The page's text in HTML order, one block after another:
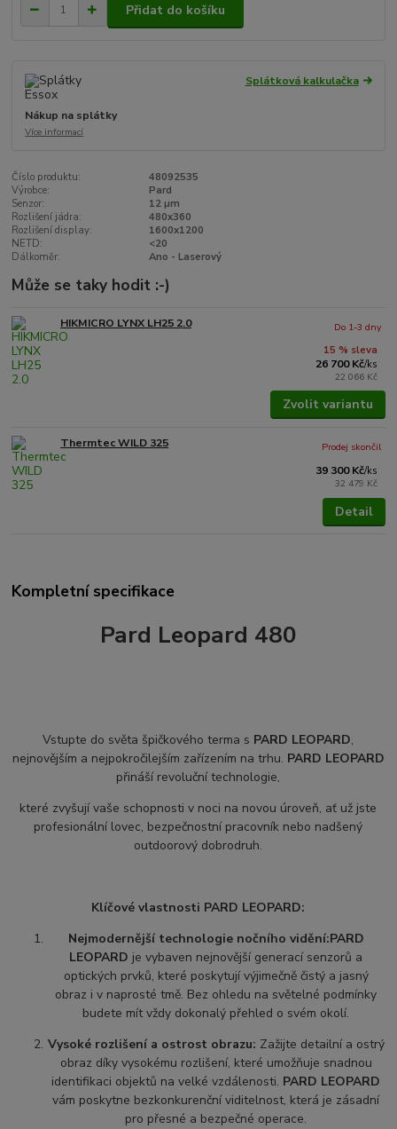
Přidat do košíku
Splátková kalkulačka
Nákup na splátky
Více informací
Číslo produktu:
48092535
Výrobce:
Pard
Senzor:
12 µm
Rozlišení jádra:
480x360
Rozlišení display:
1600x1200
NETD:
<20
Dálkoměr:
Ano - Laserový
Může se taky hodit :-)
HIKMICRO LYNX LH25 2.0
15 % sleva
26 700 Kč/ks
22 066 Kč
Do 1-3 dny
Zvolit variantu
Thermtec WILD 325
39 300 Kč/ks
32 479 Kč
Prodej skončil
Detail
Kompletní specifikace
Pard Leopard 480
Vstupte do světa špičkového terma s PARD LEOPARD,
nejnovějším a nejpokročilejším zařízením na trhu. PARD LEOPARD
přináší revoluční technologie,
které zvyšují vaše schopnosti v noci na novou úroveň, ať už jste
profesionální lovec, bezpečnostní pracovník nebo nadšený
outdoorový dobrodruh.
Klíčové vlastnosti PARD LEOPARD:
Nejmodernější technologie nočního vidění:PARD
LEOPARD je vybaven nejnovější generací senzorů a
optických prvků, které poskytují výjimečně čistý a jasný
obraz i v naprosté tmě. Bez ohledu na světelné podmínky
budete mít vždy dokonalý přehled o svém okolí.
Vysoké rozlišení a ostrost obrazu: Zažijte detailní a ostrý
obraz díky vysokému rozlišení, které umožňuje snadnou
identifikaci objektů na velké vzdálenosti. PARD LEOPARD
vám poskytne bezkonkurenční viditelnost, která je zásadní
pro přesné a bezpečné operace.